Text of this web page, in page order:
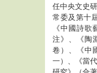
任中央文史
常委及第十
《中國詩
注》、《陶
卷）、《中
一）、《當